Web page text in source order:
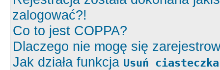
zalogować?!
Co to jest COPPA?
Dlaczego nie mogę się
Jak działa funkcja Usuń